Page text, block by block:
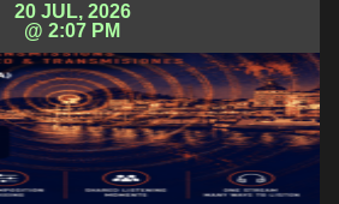
20 JUL, 2026
@ 2:07 PM